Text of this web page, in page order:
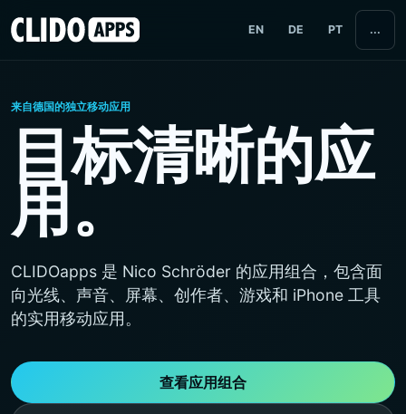
EN DE PT ...
来自德国的独立移动应用
目标清晰的应
用。
CLIDOapps 是 Nico Schröder 的应用组合，包含面
向光线、声音、屏幕、创作者、游戏和 iPhone 工具
的实用移动应用。
查看应用组合